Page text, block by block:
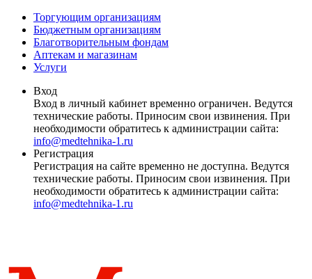
Торгующим организациям
Бюджетным организациям
Благотворительным фондам
Аптекам и магазинам
Услуги
Вход
Вход в личный кабинет временно ограничен. Ведутся
технические работы. Приносим свои извинения. При
необходимости обратитесь к администрации сайта:
info@medtehnika-1.ru
Регистрация
Регистрация на сайте временно не доступна. Ведутся
технические работы. Приносим свои извинения. При
необходимости обратитесь к администрации сайта:
info@medtehnika-1.ru